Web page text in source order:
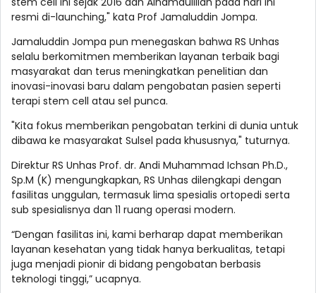
resmi di-launching," kata Prof Jamaluddin Jompa.
Jamaluddin Jompa pun menegaskan bahwa RS Unhas
selalu berkomitmen memberikan layanan terbaik bagi
masyarakat dan terus meningkatkan penelitian dan
inovasi-inovasi baru dalam pengobatan pasien seperti
terapi stem cell atau sel punca.
"Kita fokus memberikan pengobatan terkini di dunia untuk
dibawa ke masyarakat Sulsel pada khususnya," tuturnya.
Direktur RS Unhas Prof. dr. Andi Muhammad Ichsan Ph.D.,
Sp.M (K) mengungkapkan, RS Unhas dilengkapi dengan
fasilitas unggulan, termasuk lima spesialis ortopedi serta
sub spesialisnya dan 11 ruang operasi modern.
“Dengan fasilitas ini, kami berharap dapat memberikan
layanan kesehatan yang tidak hanya berkualitas, tetapi
juga menjadi pionir di bidang pengobatan berbasis
teknologi tinggi,” ucapnya.